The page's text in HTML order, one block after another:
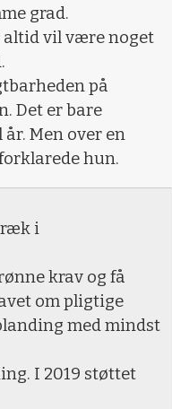
grad.
altid vil være noget
på
Det er bare
Men over en
hun.
i
krav og få
om pligtige
med mindst
I 2019 støttet